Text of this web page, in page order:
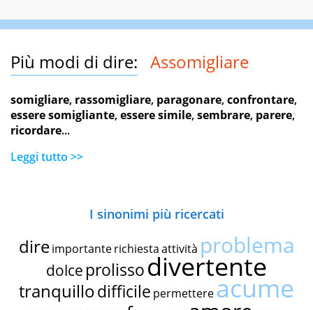
Più modi di dire: Assomigliare
somigliare, rassomigliare, paragonare,confrontare,
essere somigliante,essere simile,sembrare, parere,
ricordare...
Leggi tutto >>
I sinonimi più ricercati
dire importante richiestaattività problema
dolce prolissodivertente
tranquillodifficile permettereacume